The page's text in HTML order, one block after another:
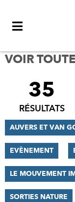
VOIR
FILTRER
RÉSULTATS
35
RÉSULTATS
AUVERS ET VAN
EVÈNEMENT
LE MOUVEMENT
SORTIES NATURE